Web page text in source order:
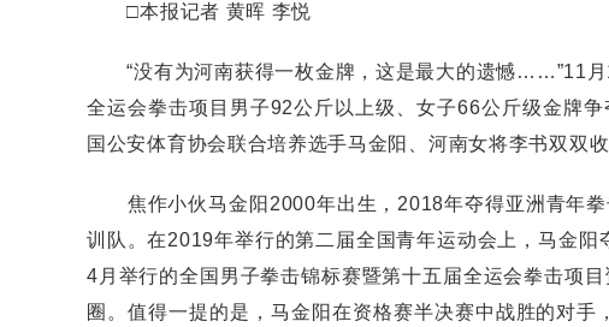
□本报记者 黄晖 李悦
“没有为河南获得一枚金牌，这是最大的遗憾……”11月
全运会拳击项目男子92公斤以上级、女子66公斤级金牌
国公安体育协会联合培养选手马金阳、河南女将李书双双收
焦作小伙马金阳2000年出生，2018年夺得亚洲青年拳
训队。在2019年举行的第二届全国青年运动会上，马金
4月举行的全国男子拳击锦标赛暨第十五届全运会拳击项
圈。值得一提的是，马金阳在资格赛半决赛中战胜的对